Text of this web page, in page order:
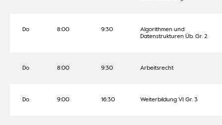
Do 8:00 9:30
Algorithmen und
Datenstrukturen Üb. Gr. 2
Do 8:00 9:30 Arbeitsrecht
Do 9:00 16:30 Weiterbildung VI Gr. 3